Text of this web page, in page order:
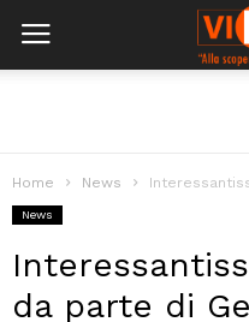
Home News
News
da parte di